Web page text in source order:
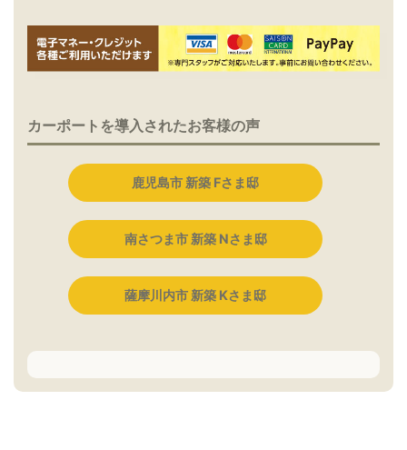
カーポートを導入されたお客様の声
鹿児島市 新築 Fさま邸
南さつま市 新築 Nさま邸
薩摩川内市 新築 Kさま邸